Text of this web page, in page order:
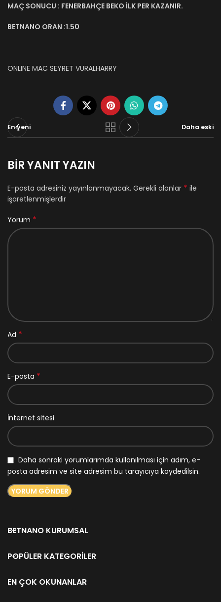
MAÇ SONUCU : FENERBAHÇE BEKO İLK PER KAZANIR.
BETNANO ORAN :1.50
ONLINE MAC SEYRET VURALHARRY
En yeni Daha eski
BIR YANIT YAZIN
E-posta adresiniz yayınlanmayacak. Gerekli alanlar * ile
işaretlenmişlerdir
Yorum *
Ad *
E-posta *
İnternet sitesi
Daha sonraki yorumlarımda kullanılması için adım, e-
posta adresim ve site adresim bu tarayıcıya kaydedilsin.
BETNANO KURUMSAL
POPÜLER KATEGORILER
EN ÇOK OKUNANLAR